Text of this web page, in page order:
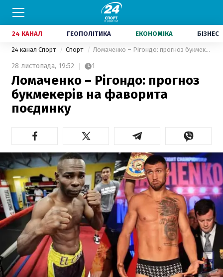
24 КАНАЛ ГЕОПОЛІТИКА ЕКОНОМІКА БІЗНЕС
24 канал Спорт Спорт Ломаченко – Рігондо: прогноз букмекерів на фаворита поєдинку
28 листопада, 19:52 1
Ломаченко – Рігондо: прогноз
букмекерів на фаворита
поєдинку